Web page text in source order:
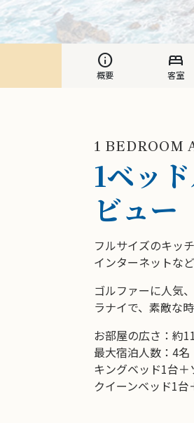
info
概要
bed
客室
1 BEDROOM
1ベッ
ビュー
フルサイズのキッ
インターネットな
ゴルファーに人気
ラナイで、素敵な
お部屋の広さ：約
最大宿泊人数：4名
キングベッド1台
クイーンベッド1